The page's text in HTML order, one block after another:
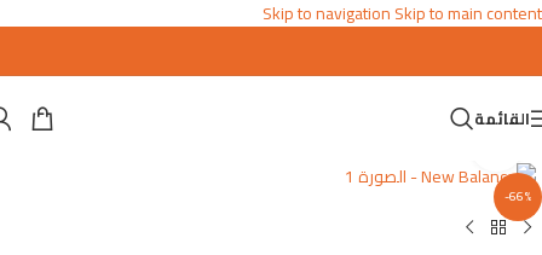
Skip to navigationSkip to main content
القائمة
-66%